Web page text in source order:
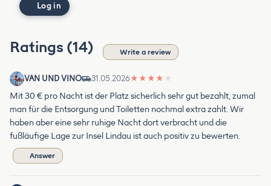
Log in
Ratings (14) Write a review
VAN UND VINO 31.05.2026★ ★ ★ ★ ★
Mit 30 € pro Nacht ist der Platz sicherlich sehr gut bezahlt, zumal
man für die Entsorgung und Toiletten nochmal extra zahlt. Wir
haben aber eine sehr ruhige Nacht dort verbracht und die
fußläufige Lage zur Insel Lindau ist auch positiv zu bewerten.
Answer